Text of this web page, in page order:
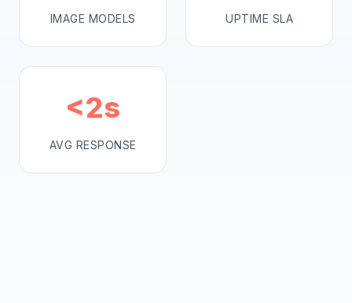
IMAGE MODELS UPTIME SLA
<2s
AVG RESPONSE